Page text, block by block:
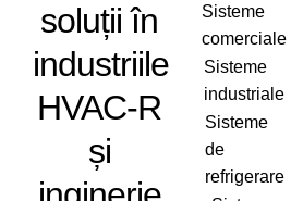
soluții în
industriile
HVAC-R
și
Sisteme
comerciale
Sisteme
industriale
Sisteme
de
refrigerare